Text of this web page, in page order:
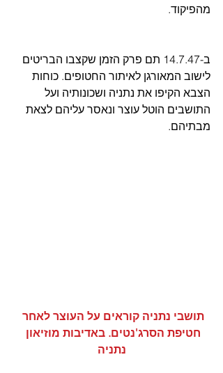
מהפיקוד.
ב-14.7.47 תם פרק הזמן שקצבו הבריטים
לישוב המאורגן לאיתור החטופים. כוחות
הצבא הקיפו את נתניה ושכונותיה ועל
התושבים הוטל עוצר ונאסר עליהם לצאת
מבתיהם.
תושבי נתניה קוראים על העוצר לאחר
חטיפת הסרג'נטים. באדיבות מוזיאון
נתניה